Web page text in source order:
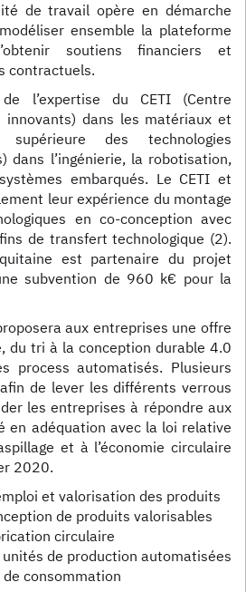
de travail opère en démarche
ensemble la plateforme
soutiens financiers et
contractuels.
l’expertise du CETI (Centre
innovants) dans les matériaux et
des technologies
dans l’ingénierie, la robotisation,
embarqués. Le CETI et
leur expérience du montage
en co-conception avec
de transfert technologique (2).
est partenaire du projet
subvention de 960 k€ pour la
aux entreprises une offre
du tri à la conception durable 4.0
process automatisés. Plusieurs
de lever les différents verrous
les entreprises à répondre aux
en adéquation avec la loi relative
et à l’économie circulaire
2020.
et valorisation des produits
de produits valorisables
circulaire
de production automatisées
consommation